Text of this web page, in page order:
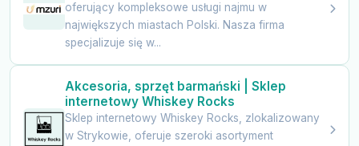
oferujący kompleksowe usługi najmu w
największych miastach Polski. Nasza firma
specjalizuje się w...
Akcesoria, sprzęt barmański | Sklep
internetowy Whiskey Rocks
Sklep internetowy Whiskey Rocks, zlokalizowany
w Strykowie, oferuje szeroki asortyment